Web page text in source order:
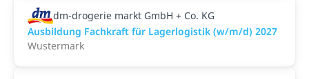
dm-drogerie markt GmbH + Co. KG
Ausbildung Fachkraft für Lagerlogistik (w/m/d) 2027
Wustermark